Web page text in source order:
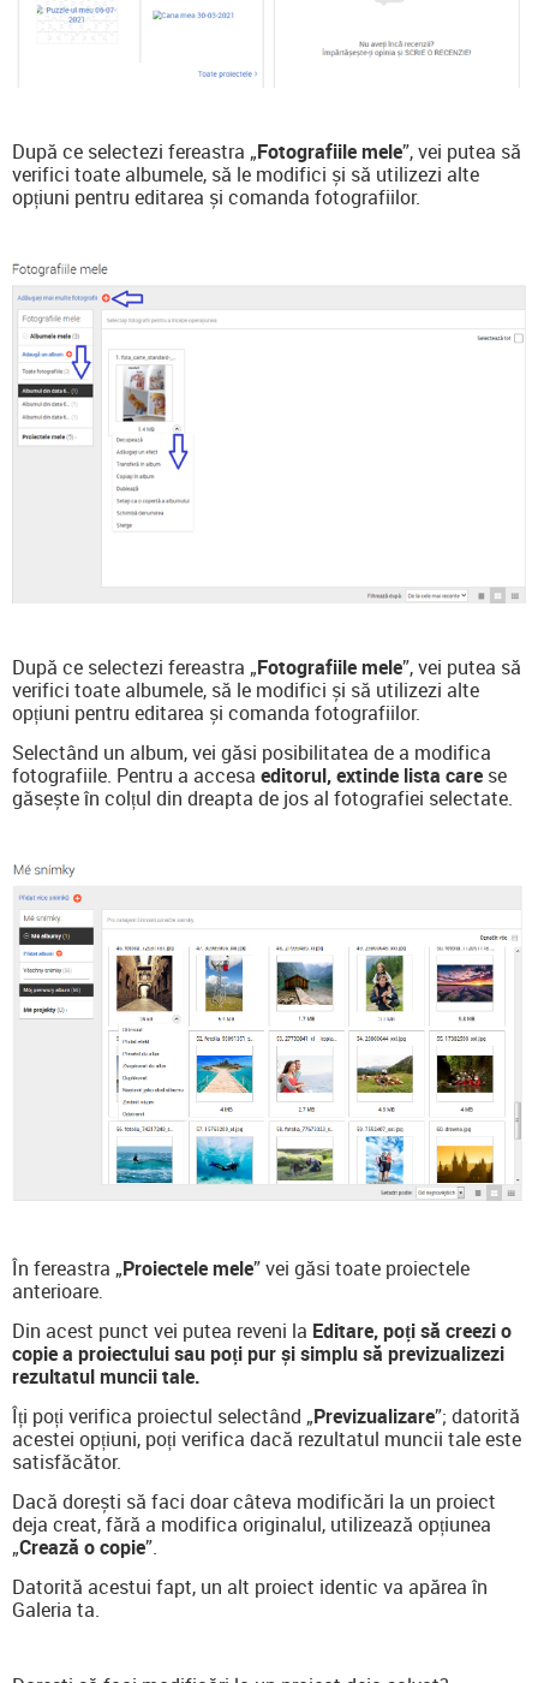
După ce selectezi fereastra „Fotografiile mele”, vei putea să
verifici toate albumele, să le modifici și să utilizezi alte
opțiuni pentru editarea și comanda fotografiilor.
După ce selectezi fereastra „Fotografiile mele”, vei putea să
verifici toate albumele, să le modifici și să utilizezi alte
opțiuni pentru editarea și comanda fotografiilor.
Selectând un album, vei găsi posibilitatea de a modifica
fotografiile. Pentru a accesa editorul, extinde lista care se
găsește în colțul din dreapta de jos al fotografiei selectate.
În fereastra „Proiectele mele” vei găsi toate proiectele
anterioare.
Din acest punct vei putea reveni la Editare, poți să creezi o
copie a proiectului sau poțipur și simplu să previzualizezi
rezultatul muncii tale.
Îți poți verifica proiectul selectând „Previzualizare”; datorită
acestei opțiuni, poți verifica dacă rezultatul muncii tale este
satisfăcător.
Dacă dorești să faci doar câteva modificări la un proiect
deja creat, fără a modifica originalul, utilizează opțiunea
„Crează o copie”.
Datorită acestui fapt, un alt proiect identic va apărea în
Galeria ta.